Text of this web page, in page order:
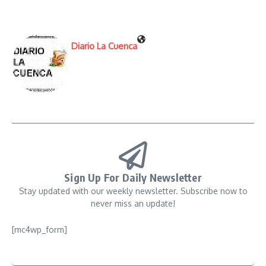
Diario La Cuenca
Sign Up For Daily Newsletter
Stay updated with our weekly newsletter. Subscribe now to
never miss an update!
[mc4wp_form]